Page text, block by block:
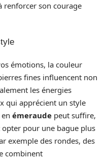
renforcer son courage
émotions, la couleur
fines influencent non
les énergies
qui apprécient un style
émeraude peut suffire,
pour une bague plus
exemple des rondes, des
combinent